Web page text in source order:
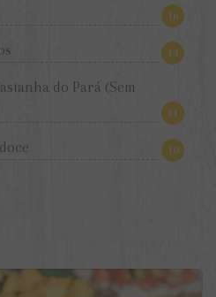
16
14
do Pará (Sem
11
10